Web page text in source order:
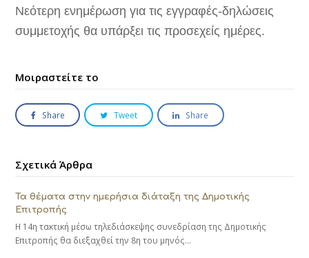
Νεότερη ενημέρωση για τις εγγραφές-δηλώσεις
συμμετοχής θα υπάρξει τις προσεχείς ημέρες.
Μοιραστείτε το
Share Tweet Share
Σχετικά Άρθρα
Τα θέματα στην ημερήσια διάταξη της Δημοτικής
Επιτροπής
H 14η τακτική μέσω τηλεδιάσκεψης συνεδρίαση της Δημοτικής
Επιτροπής θα διεξαχθεί την 8η του μηνός…